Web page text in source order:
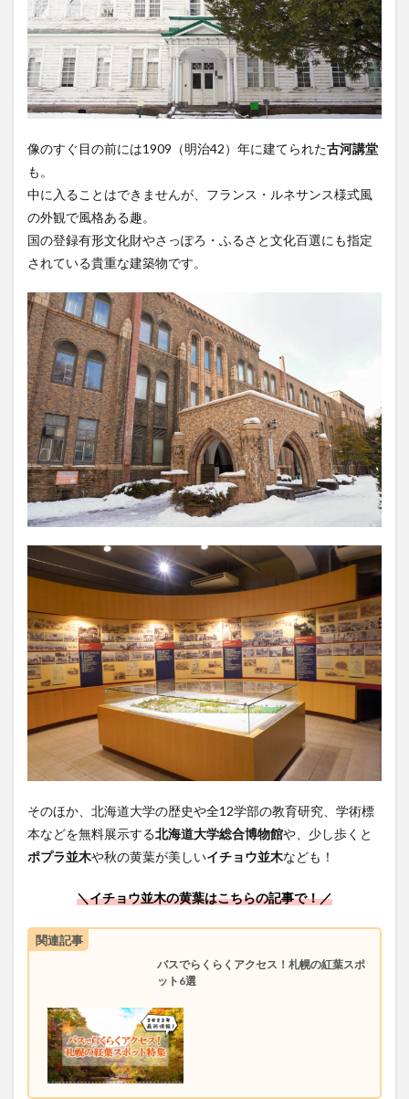
像のすぐ目の前には1909（明治42）年に建てられた古河講堂
も。
中に入ることはできませんが、フランス・ルネサンス様式風
の外観で風格ある趣。
国の登録有形文化財やさっぽろ・ふるさと文化百選にも指定
されている貴重な建築物です。
そのほか、北海道大学の歴史や全12学部の教育研究、学術標
本などを無料展示する北海道大学総合博物館や、少し歩くと
ポプラ並木や秋の黄葉が美しいイチョウ並木なども！
＼イチョウ並木の黄葉はこちらの記事で！／
関連記事
バスでらくらくアクセス！札幌の紅葉スポ
ット6選